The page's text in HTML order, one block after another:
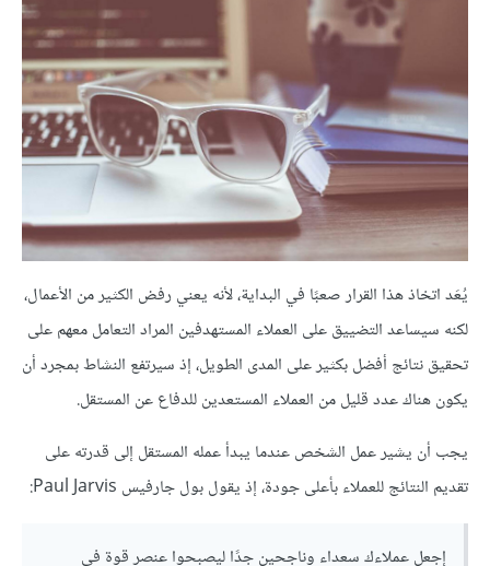
يُعَد اتخاذ هذا القرار صعبًا في البداية، لأنه يعني رفض الكثير من الأعمال،
لكنه سيساعد التضييق على العملاء المستهدفين المراد التعامل معهم على
تحقيق نتائج أفضل بكثير على المدى الطويل، إذ سيرتفع النشاط بمجرد أن
يكون هناك عدد قليل من العملاء المستعدين للدفاع عن المستقل.
يجب أن يشير عمل الشخص عندما يبدأ عمله المستقل إلى قدرته على
تقديم النتائج للعملاء بأعلى جودة، إذ يقول بول جارفيس Paul Jarvis:
إجعل عملاءك سعداء وناجحين جدًا ليصبحوا عنصر قوة في